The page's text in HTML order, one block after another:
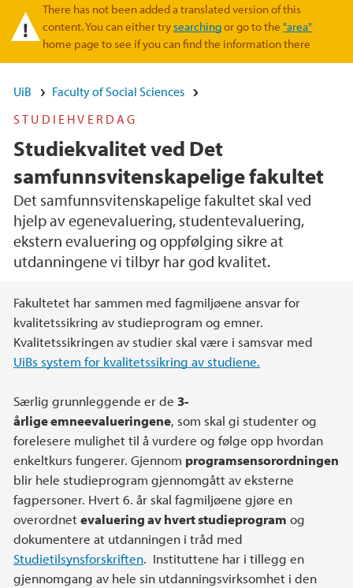
Warning message
There has not been added a translated version of this
content. You can either trysearchingor go to the"area"
home page to see if you can find the information there
UiB
Faculty of Social Sciences
STUDIEHVERDAG
Studiekvalitet ved Det
samfunnsvitenskapelige fakultet
Det samfunnsvitenskapelige fakultet skal ved
hjelp av egenevaluering, studentevaluering,
ekstern evaluering og oppfølging sikre at
utdanningene vi tilbyr har god kvalitet.
Main content
Fakultetet har sammen med fagmiljøene ansvar for
kvalitetssikring av studieprogram og emner.
Kvalitetssikringen av studier skal være i samsvar med
UiBs system for kvalitetssikring av studiene.
Særlig grunnleggende er de 3-
årlige emneevalueringene, som skal gi studenter og
forelesere mulighet til å vurdere og følge opp hvordan
enkeltkurs fungerer. Gjennom programsensorordningen
blir hele studieprogram gjennomgått av eksterne
fagpersoner. Hvert 6. år skal fagmiljøene gjøre en
overordnetevaluering av hvert studieprogram og
dokumentere at utdanningen i tråd med
Studietilsynsforskriften. Instituttene har i tillegg en
gjennomgang av hele sin utdanningsvirksomhet i den